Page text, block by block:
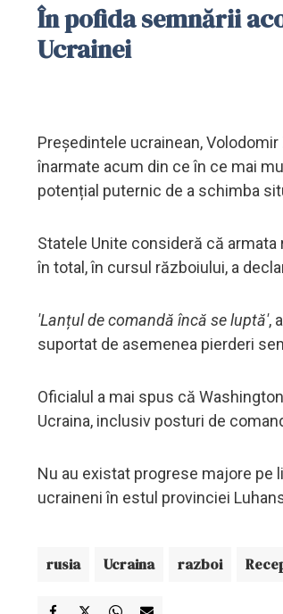
În pofida semnării
Ucrainei
Președintele ucrainean,
înarmate acum din ce în ce mai
potențial puternic de a schimba
Statele Unite consideră că
în total, în cursul războiului, a
'Lanțul de comandă încă se luptă',
suportat de asemenea pierderi
Oficialul a mai spus că
Ucraina, inclusiv posturi de
Nu au existat progrese majore
ucraineni în estul provinciei
rusia Ucraina razboi